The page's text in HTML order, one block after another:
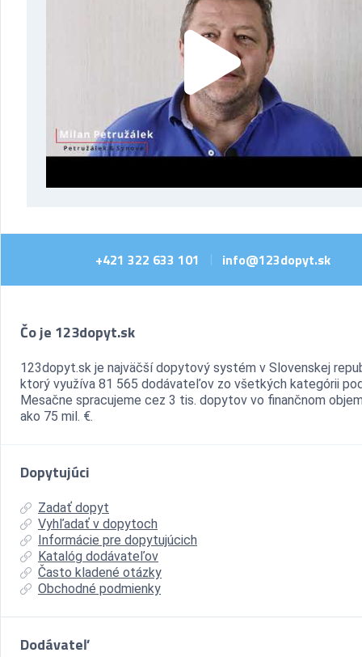
+421 322 633 101 info@123dopyt.sk
Čo je 123dopyt.sk
123dopyt.sk je najväčší dopytový systém v Slovenskej
ktorý využíva 81 565 dodávateľov zo všetkých kategórii
Mesačne spracujeme cez 3 tis. dopytov vo finančnom
ako 75 mil. €.
Dopytujúci
Zadať dopyt
Vyhľadať v dopytoch
Informácie pre dopytujúcich
Katalóg dodávateľov
Často kladené otázky
Obchodné podmienky
Dodávateľ